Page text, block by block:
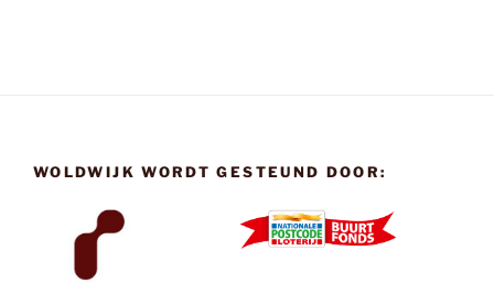
WOLDWIJK WORDT GESTEUND DOOR: